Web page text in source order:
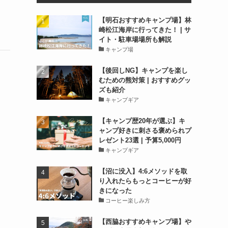
【明石おすすめキャンプ場】林
崎松江海岸に行ってきた！ | サ
イト・駐車場場所も解説
キャンプ場
【後回しNG】キャンプを楽し
むための熊対策 | おすすめグッ
ズも紹介
キャンプギア
【キャンプ歴20年が選ぶ】キ
ャンプ好きに刺さる褒められプ
レゼント23選 | 予算5,000円
キャンプギア
【沼に没入】4:6メソッドを取
り入れたらもっとコーヒーが好
きになった
コーヒー楽しみ方
【西脇おすすめキャンプ場】や